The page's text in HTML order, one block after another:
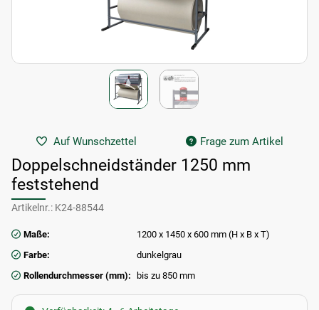
Auf Wunschzettel Frage zum Artikel
Doppelschneidständer 1250 mm
feststehend
Artikelnr.: K24-88544
Maße:
1200 x 1450 x 600 mm (H x B x T)
Farbe:
dunkelgrau
Rollendurchmesser (mm):
bis zu 850 mm